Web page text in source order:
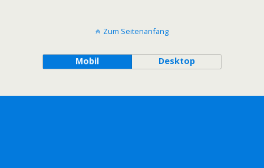
Zum Seitenanfang
Mobil Desktop